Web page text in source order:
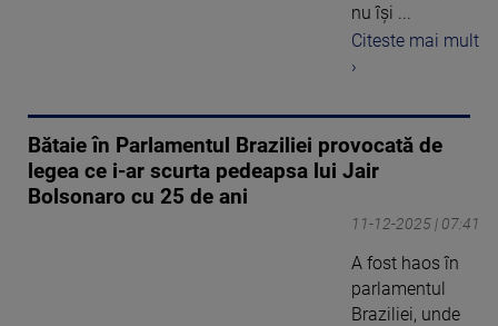
nu îşi ...
Citeste mai mult
›
Bătaie în Parlamentul Braziliei provocată de
legea ce i-ar scurta pedeapsa lui Jair
Bolsonaro cu 25 de ani
11-12-2025 | 07:41
A fost haos în
parlamentul
Braziliei, unde